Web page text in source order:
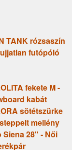
TANK rózsaszín
futópóló
fekete M -
kabát
sötétszürke
mellény
28" - Női